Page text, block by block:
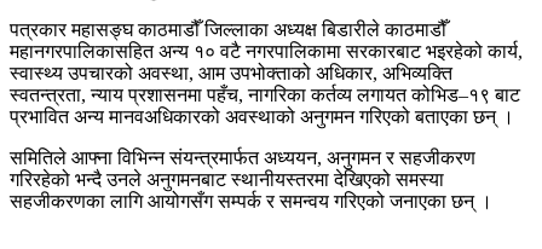
पत्रकार महासङ्घ काठमाडौँ जिल्लाका अध्यक्ष बिडारीले काठमाडौँ
महानगरपालिकासहित अन्य १० वटै नगरपालिकामा सरकारबाट भइरहेको कार्य,
स्वास्थ्य उपचारको अवस्था, आम उपभोक्ताको अधिकार, अभिव्यक्ति
स्वतन्त्रता, न्याय प्रशासनमा पहँच, नागरिका कर्तव्य लगायत कोभिड–१९ बाट
प्रभावित अन्य मानवअधिकारको अवस्थाको अनुगमन गरिएको बताएका छन् ।
समितिले आफ्ना विभिन्न संयन्त्रमार्फत अध्ययन, अनुगमन र सहजीकरण
गरिरहेको भन्दै उनले अनुगमनबाट स्थानीयस्तरमा देखिएको समस्या
सहजीकरणका लागि आयोगसँग सम्पर्क र समन्वय गरिएको जनाएका छन् ।